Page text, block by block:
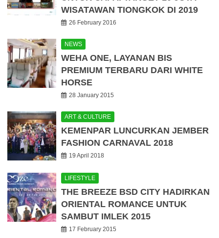
WISATAWAN TIONGKOK DI 2019
26 February 2016
NEWS
WEHA ONE, LAYANAN BIS
PREMIUM TERBARU DARI WHITE
HORSE
28 January 2015
ART & CULTURE
KEMENPAR LUNCURKAN JEMBER
FASHION CARNAVAL 2018
19 April 2018
LIFESTYLE
THE BREEZE BSD CITY HADIRKAN
ORIENTAL ROMANCE UNTUK
SAMBUT IMLEK 2015
17 February 2015